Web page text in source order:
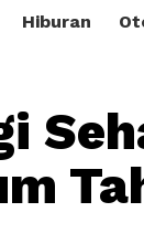
Hiburan